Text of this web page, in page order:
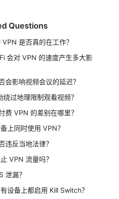
Questions
是否真的在工作？
会对 VPN 的速度产生多大影
会影响视频会议的延迟？
过地理限制观看视频？
费 VPN 的差别在哪里？
上同时使用 VPN？
违反当地法律？
VPN 流量吗？
泄漏？
设备上都启用 Kill Switch？